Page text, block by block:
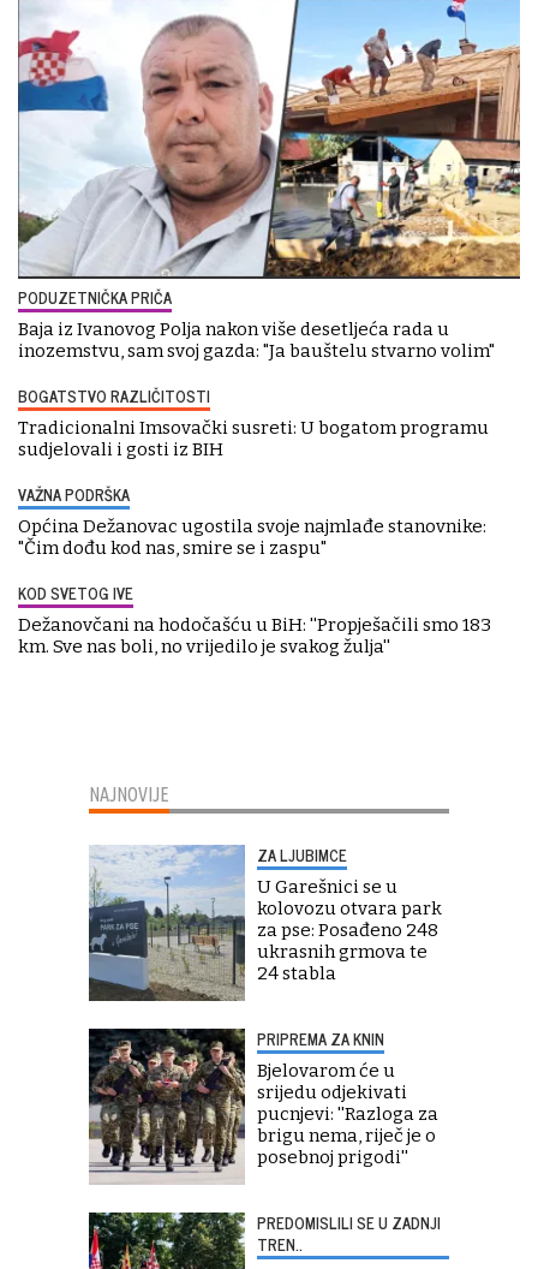
PODUZETNIČKA PRIČA
Baja iz Ivanovog Polja nakon više desetljeća rada u
inozemstvu, sam svoj gazda: "Ja bauštelu stvarno volim"
BOGATSTVO RAZLIČITOSTI
Tradicionalni Imsovački susreti: U bogatom programu
sudjelovali i gosti iz BIH
VAŽNA PODRŠKA
Općina Dežanovac ugostila svoje najmlađe stanovnike:
"Čim dođu kod nas, smire se i zaspu"
KOD SVETOG IVE
Dežanovčani na hodočašću u BiH: ''Propješačili smo 183
km. Sve nas boli, no vrijedilo je svakog žulja''
NAJNOVIJE
ZA LJUBIMCE
U Garešnici se u
kolovozu otvara park
za pse: Posađeno 248
ukrasnih grmova te
24 stabla
PRIPREMA ZA KNIN
Bjelovarom će u
srijedu odjekivati
pucnjevi: ''Razloga za
brigu nema, riječ je o
posebnoj prigodi''
PREDOMISLILI SE U ZADNJI
TREN..